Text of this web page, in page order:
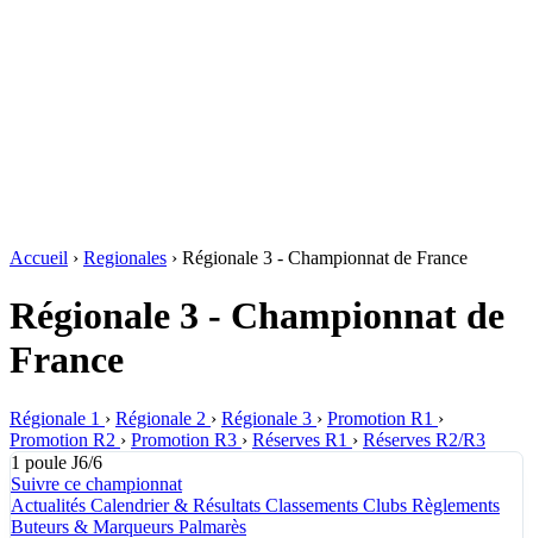
Accueil › Regionales › Régionale 3 - Championnat de France
Régionale 3 - Championnat de
France
Régionale 1 › Régionale 2 › Régionale 3 › Promotion R1 ›
Promotion R2 › Promotion R3 › Réserves R1 › Réserves R2/R3
1 poule J6/6
Suivre ce championnat
Actualités Calendrier & Résultats Classements Clubs Règlements
Buteurs & Marqueurs Palmarès